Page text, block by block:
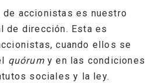
de accionistas es nuestro
de dirección. Esta es
cuando ellos se
quórum y en las condiciones
sociales y la ley.